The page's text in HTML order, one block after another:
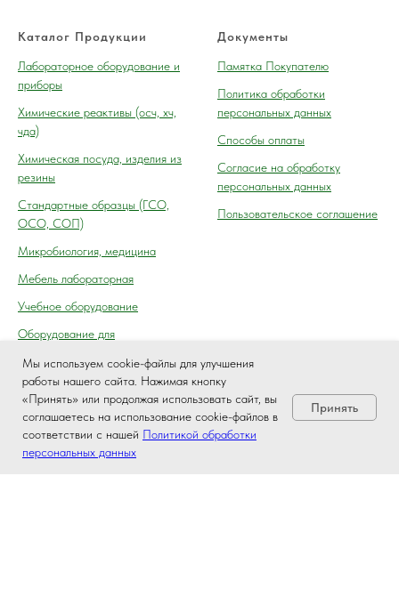
Мы используем cookie-файлы для улучшения
работы нашего сайта. Нажимая кнопку
«Принять» или продолжая использовать сайт, вы
соглашаетесь на использование cookie-файлов в
соответствии с нашей Политикой обработки
персональных данных
Принять
Каталог Продукции
Лабораторное оборудование и
приборы
Химические реактивы (осч, хч,
чда)
Химическая посуда, изделия из
резины
Cтандартные образцы (ГСО,
ОСО, СОП)
Микробиология, медицина
Мебель лабораторная
Учебное оборудование
Оборудование для
осмотра (контроля) ГАИ
Документы
Памятка Покупателю
Политика обработки
персональных данных
Способы оплаты
Согласие на обработку
персональных данных
Пользовательское соглашение